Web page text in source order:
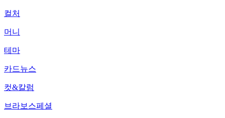
컬처
머니
테마
카드뉴스
컷&칼럼
브라보스페셜